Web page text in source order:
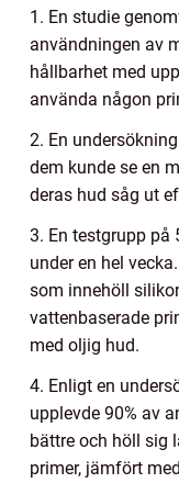
1. En studie
användningen av
hållbarhet med
använda någon
2. En
dem kunde se en
deras hud såg ut
3. En testgrupp på
under en hel
som innehöll
vattenbaserade
med oljig hud.
4. Enligt en
upplevde 90% av
bättre och höll sig
primer, jämfört